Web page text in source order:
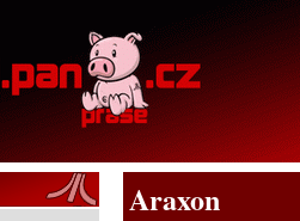
Araxon